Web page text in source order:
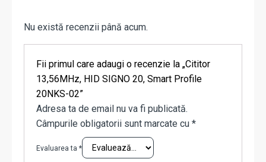
Nu există recenzii până acum.
Fii primul care adaugi o recenzie la „Cititor
13,56MHz, HID SIGNO 20, Smart Profile
20NKS-02”
Adresa ta de email nu va fi publicată.
Câmpurile obligatorii sunt marcate cu *
Evaluarea ta *